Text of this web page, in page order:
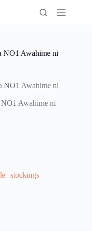
NO1 Awahime ni
Awahime ni
stockings